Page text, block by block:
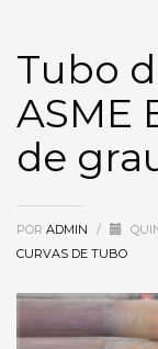
Tubo
ASME
de
POR ADMIN /
CURVAS DE TUBO